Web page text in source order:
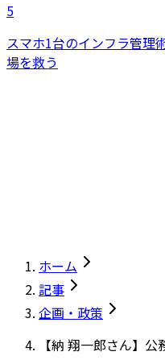
5
スマホ1台のインフラ管理
場を救う
ホーム
記事
企画・政策
【納 翔一郎さん】公